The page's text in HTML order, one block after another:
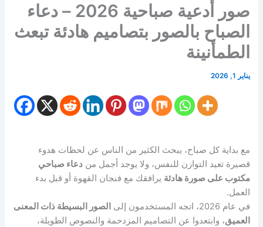
صور أدعية صباحية 2026 – دعاء
الصباح بالصور بتصاميم هادئة تبعث
الطمأنينة
يناير 1, 2026
مع بداية كل صباح، يبحث الكثير من الناس عن لحظات هدوء
قصيرة تعيد التوازن للنفس، ولا يوجد أجمل مندعاء صباحي
مكتوب على صورة هادئة يرافقك مع فنجان القهوة أو قبل بدء
العمل.
في عام 2026، اتجه المستخدمون إلى
الصور البسيطة ذات المعنى
العميق، وابتعدوا عن التصاميم المزدحمة والنصوص الطويلة،